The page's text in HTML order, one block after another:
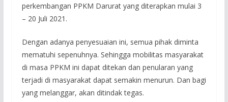
perkembangan PPKM Darurat yang diterapkan mulai 3
– 20 Juli 2021.
Dengan adanya penyesuaian ini, semua pihak diminta
mematuhi sepenuhnya. Sehingga mobilitas masyarakat
di masa PPKM ini dapat ditekan dan penularan yang
terjadi di masyarakat dapat semakin menurun. Dan bagi
yang melanggar, akan ditindak tegas.